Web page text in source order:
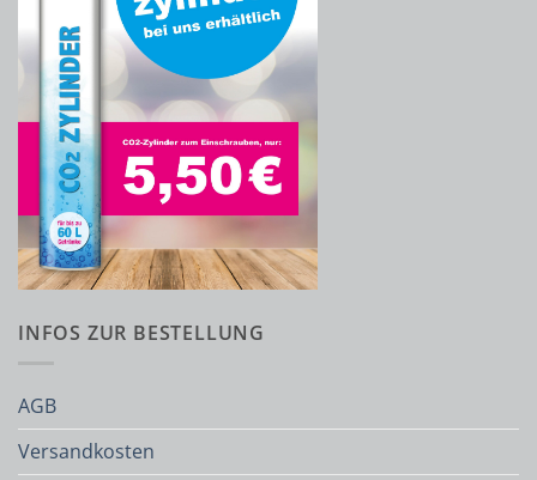
INFOS ZUR BESTELLUNG
AGB
Versandkosten